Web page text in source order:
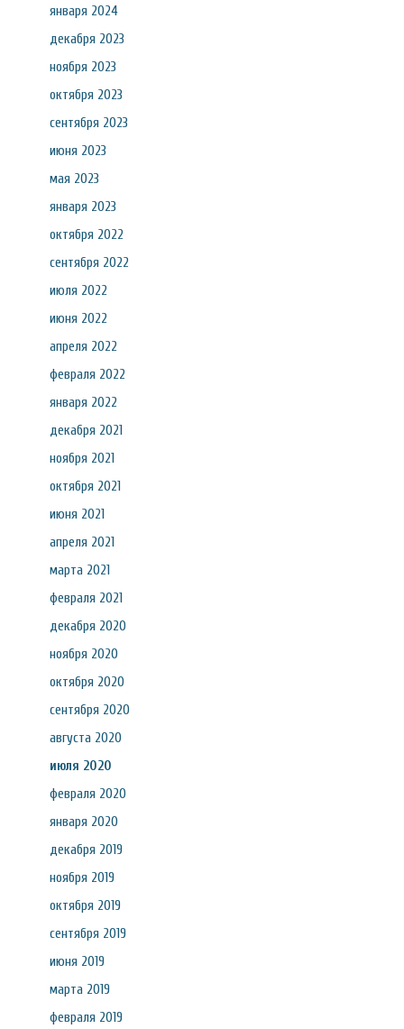
января 2024
декабря 2023
ноября 2023
октября 2023
сентября 2023
июня 2023
мая 2023
января 2023
октября 2022
сентября 2022
июля 2022
июня 2022
апреля 2022
февраля 2022
января 2022
декабря 2021
ноября 2021
октября 2021
июня 2021
апреля 2021
марта 2021
февраля 2021
декабря 2020
ноября 2020
октября 2020
сентября 2020
августа 2020
июля 2020
февраля 2020
января 2020
декабря 2019
ноября 2019
октября 2019
сентября 2019
июня 2019
марта 2019
февраля 2019